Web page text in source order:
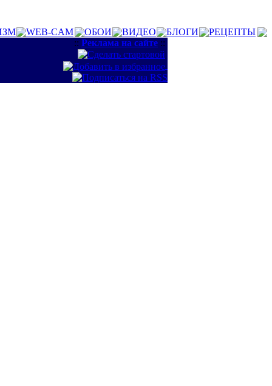
WEB-CAM ОБОИ ВИДЕО БЛОГИ
РЕЦЕПТЫ
:: Реклама на сайте ::